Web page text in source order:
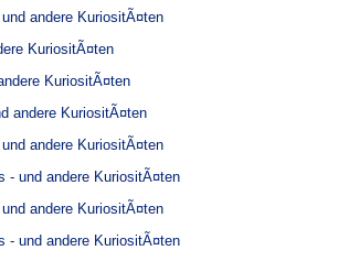
andere KuriositÃ¤ten
KuriositÃ¤ten
KuriositÃ¤ten
andere KuriositÃ¤ten
andere KuriositÃ¤ten
- und andere KuriositÃ¤ten
andere KuriositÃ¤ten
- und andere KuriositÃ¤ten